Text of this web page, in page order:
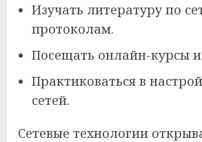
Изучать литературу по
протоколам.
Посещать онлайн-курсы
Практиковаться в
сетей.
Сетевые технологии